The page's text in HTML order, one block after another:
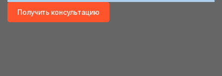
Получить консультацию